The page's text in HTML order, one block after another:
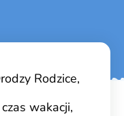
Rodzice,
wakacji,